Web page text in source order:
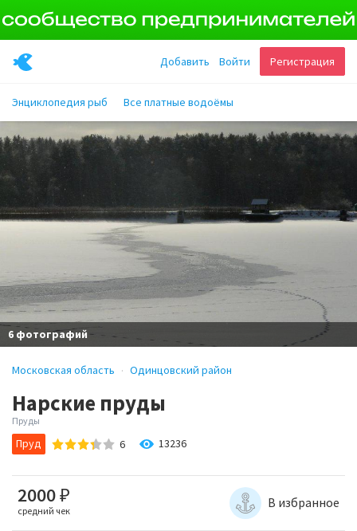
Регистрация
Войти
Добавить
Энциклопедия рыб Все платные водоёмы
6 фотографий
Московская область Одинцовский район
Нарские пруды
Пруды
Пруд 6 13236
2000₽
средний чек
В избранное